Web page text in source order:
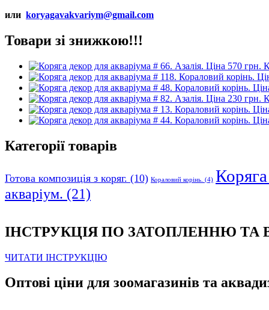
или koryagavakvariym@gmail.com
Товари зі знижкою!!!
Категорії товарів
Готова композиція з коряг. (10) Кораловий корінь. (4) Коряга
акваріум. (21)
ІНСТРУКЦІЯ ПО ЗАТОПЛЕННЮ
ЧИТАТИ ІНСТРУКЦІЮ
Оптові ціни для зоомагазинів та